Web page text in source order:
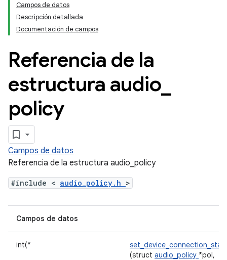
Campos de datos
Descripción detallada
Documentación de campos
Referencia de la
estructura audio
policy
Campos de datos
Referencia de la estructura audio_policy
#include < audio_policy.h >
Campos de datos
int(*
(struct audio_policy *pol,